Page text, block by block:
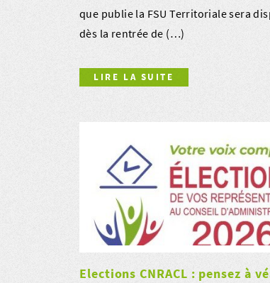
que publie la FSU Territoriale sera
dès la rentrée de (…)
LIRE LA SUITE
Elections CNRACL : pensez à